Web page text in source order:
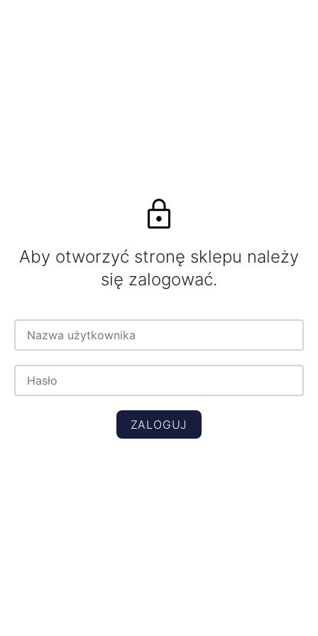
Aby otworzyć stronę sklepu należy
się zalogować.